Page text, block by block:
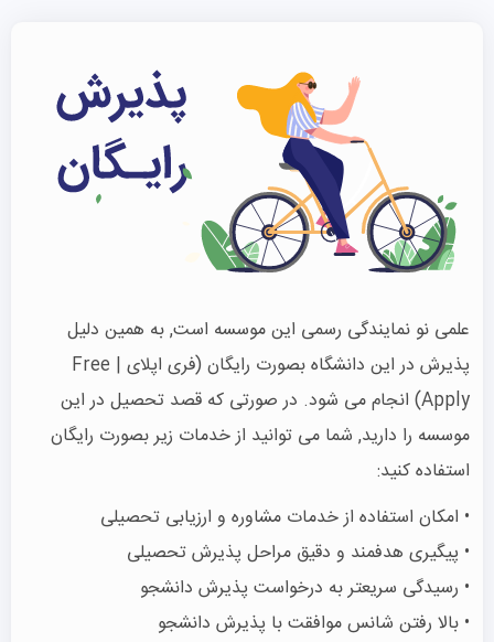
علمی نو نمایندگی رسمی این موسسه است, به همین دلیل
پذیرش در این دانشگاه بصورت رایگان (فری اپلای | Free
Apply) انجام می شود. در صورتی که قصد تحصیل در این
موسسه را دارید, شما می توانید از خدمات زیر بصورت رایگان
استفاده کنید:
• امکان استفاده از خدمات مشاوره و ارزیابی تحصیلی
• پیگیری هدفمند و دقیق مراحل پذیرش تحصیلی
• رسیدگی سریعتر به درخواست پذیرش دانشجو
• بالا رفتن شانس موافقت با پذیرش دانشجو